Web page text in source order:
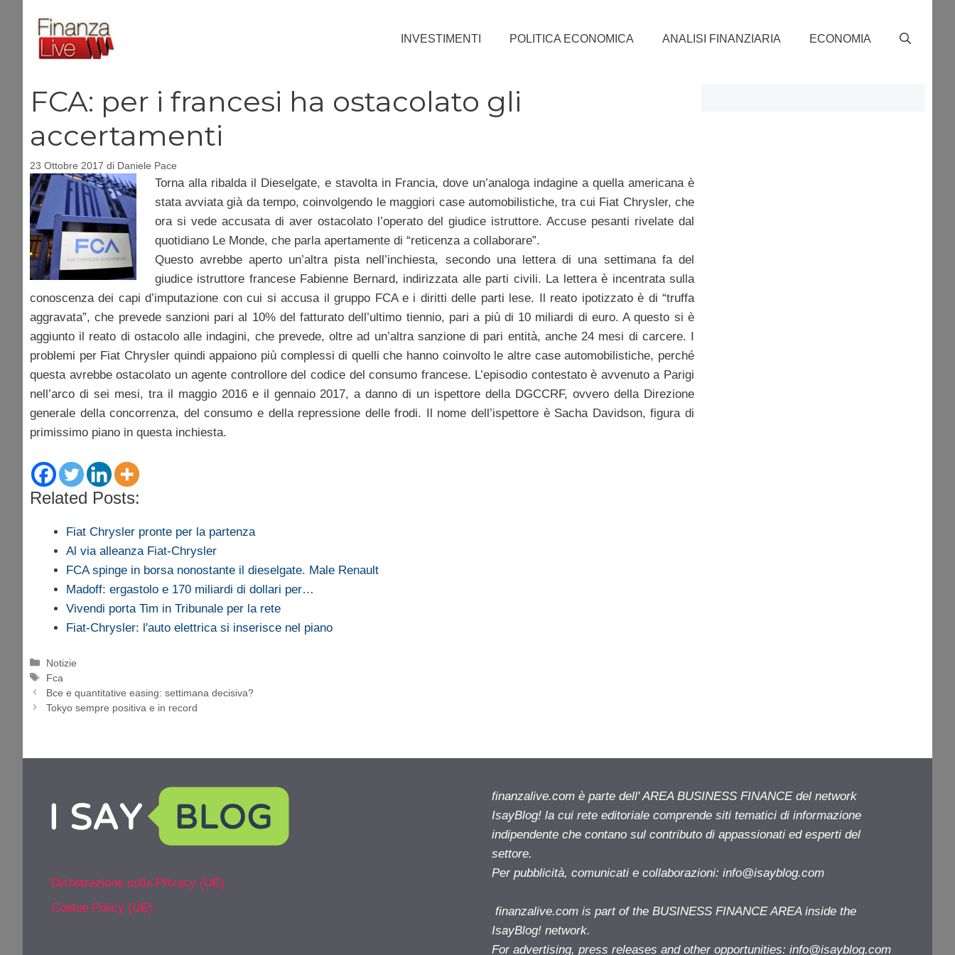
contenuto
INVESTIMENTI POLITICA ECONOMICA ANALISI FINANZIARIA ECONOMIA
FCA: per i francesi ha ostacolato gli
accertamenti
23 Ottobre 2017 di Daniele Pace
Torna alla ribalda il Dieselgate, e stavolta in Francia, dove un’analoga indagine a quella americana è
stata avviata già da tempo, coinvolgendo le maggiori case automobilistiche, tra cui Fiat Chrysler, che
ora si vede accusata di aver ostacolato l’operato del giudice istruttore. Accuse pesanti rivelate dal
quotidiano Le Monde, che parla apertamente di “reticenza a collaborare”.
Questo avrebbe aperto un’altra pista nell’inchiesta, secondo una lettera di una settimana fa del
giudice istruttore francese Fabienne Bernard, indirizzata alle parti civili. La lettera è incentrata sulla
conoscenza dei capi d’imputazione con cui si accusa il gruppo FCA e i diritti delle parti lese. Il reato ipotizzato è di “truffa
aggravata”, che prevede sanzioni pari al 10% del fatturato dell’ultimo tiennio, pari a più di 10 miliardi di euro. A questo si è
aggiunto il reato di ostacolo alle indagini, che prevede, oltre ad un’altra sanzione di pari entità, anche 24 mesi di carcere. I
problemi per Fiat Chrysler quindi appaiono più complessi di quelli che hanno coinvolto le altre case automobilistiche, perché
questa avrebbe ostacolato un agente controllore del codice del consumo francese. L’episodio contestato è avvenuto a Parigi
nell’arco di sei mesi, tra il maggio 2016 e il gennaio 2017, a danno di un ispettore della DGCCRF, ovvero della Direzione
generale della concorrenza, del consumo e della repressione delle frodi. Il nome dell’ispettore è Sacha Davidson, figura di
primissimo piano in questa inchiesta.
Related Posts:
Fiat Chrysler pronte per la partenza
Al via alleanza Fiat-Chrysler
FCA spinge in borsa nonostante il dieselgate. Male Renault
Madoff: ergastolo e 170 miliardi di dollari per…
Vivendi porta Tim in Tribunale per la rete
Fiat-Chrysler: l'auto elettrica si inserisce nel piano
Categorie
Notizie
Tag
Fca
Bce e quantitative easing: settimana decisiva?
Tokyo sempre positiva e in record
Dichiarazione sulla Privacy (UE)
Cookie Policy (UE)
finanzalive.com è parte dell' AREA BUSINESS FINANCE del network
IsayBlog! la cui rete editoriale comprende siti tematici di informazione
indipendente che contano sul contributo di appassionati ed esperti del
settore.
Per pubblicità, comunicati e collaborazioni: info@isayblog.com
finanzalive.com is part of the BUSINESS FINANCE AREA inside the
IsayBlog! network.
For advertising, press releases and other opportunities: info@isayblog.com